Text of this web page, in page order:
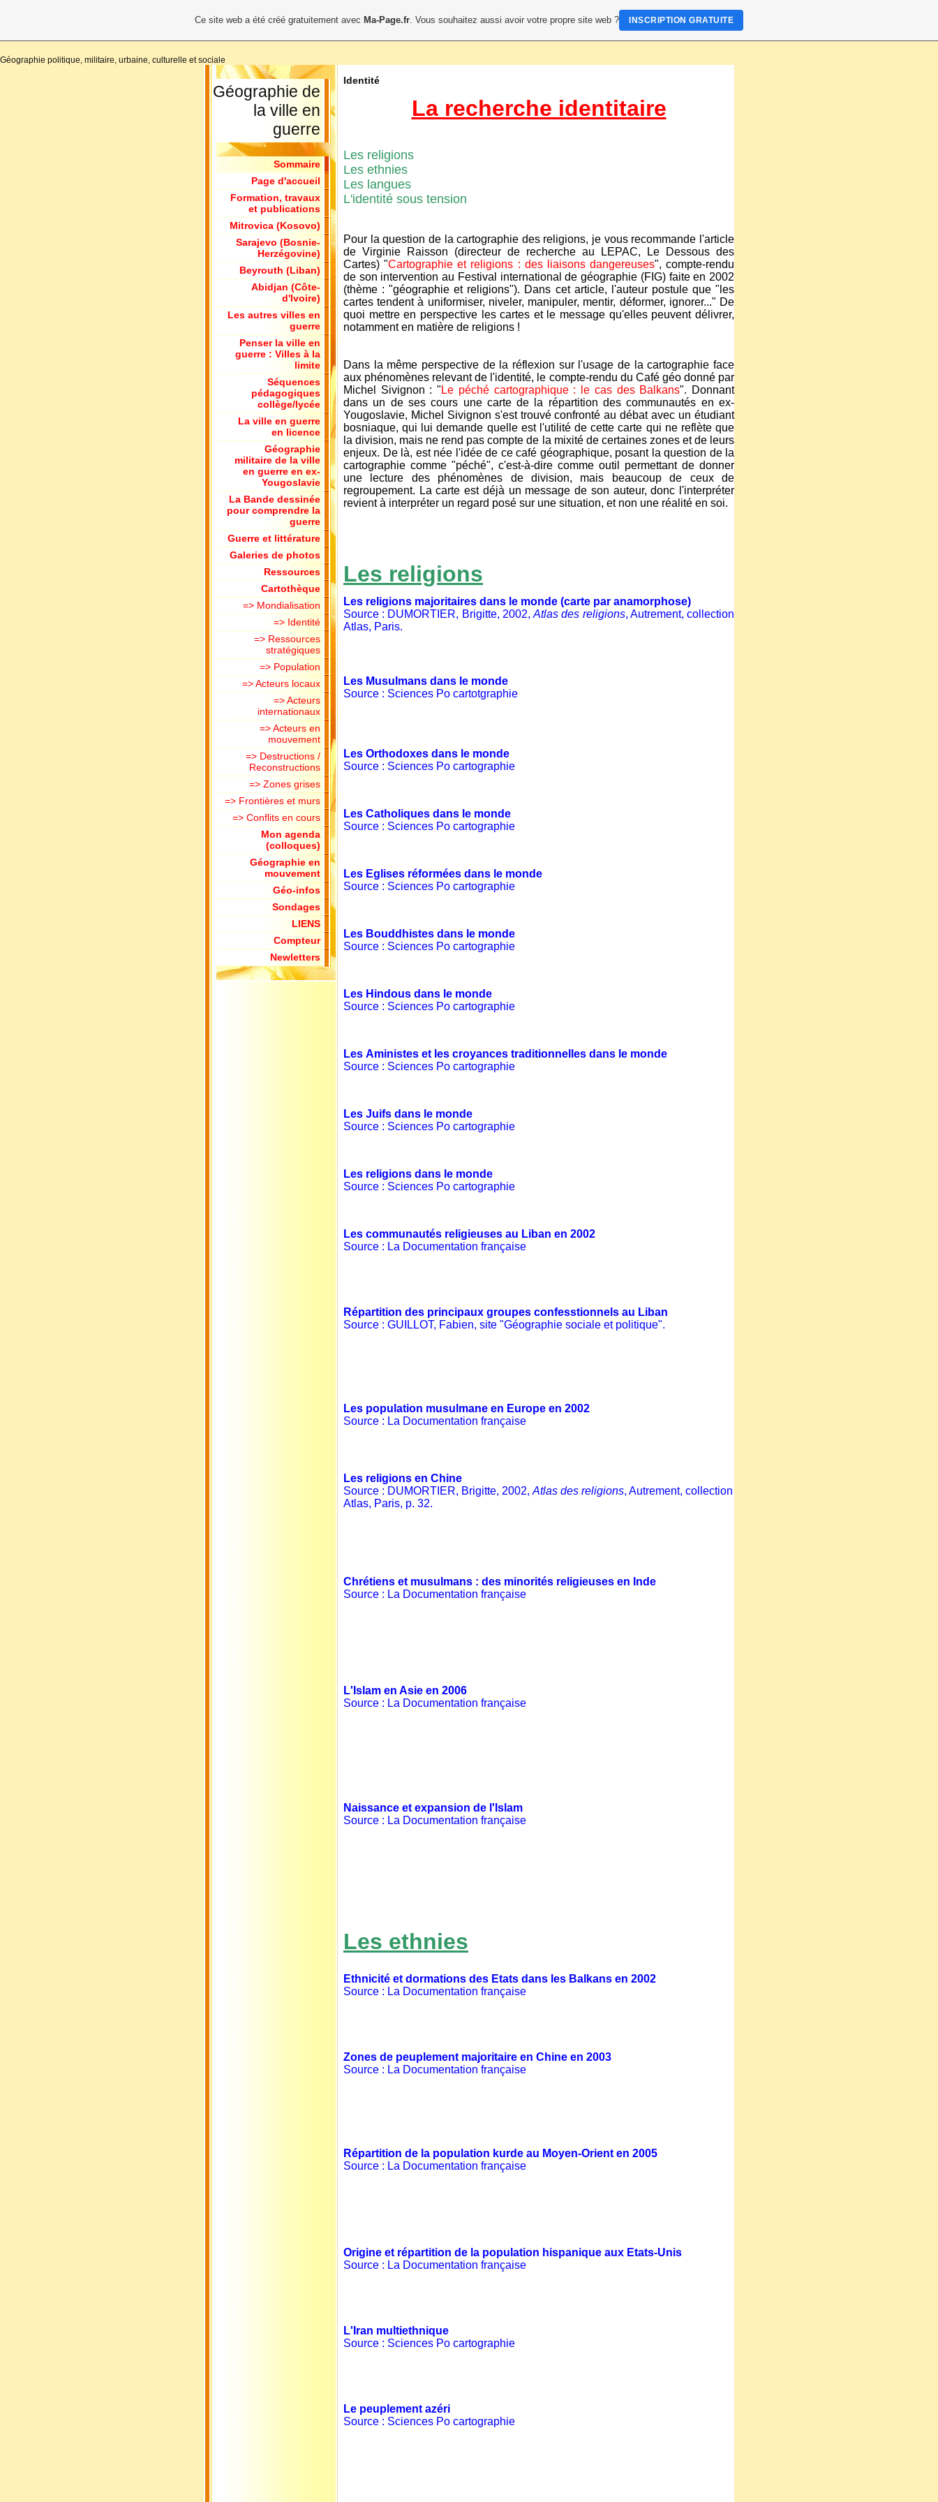
Géographie politique, militaire, urbaine, culturelle et sociale
Géographie de
la ville en
guerre
Sommaire
Page d'accueil
Formation, travaux
et publications
Mitrovica (Kosovo)
Sarajevo (Bosnie-
Herzégovine)
Beyrouth (Liban)
Abidjan (Côte-
d'Ivoire)
Les autres villes en
guerre
Penser la ville en
guerre : Villes à la
limite
Séquences
pédagogiques
collège/lycée
La ville en guerre
en licence
Géographie
militaire de la ville
en guerre en ex-
Yougoslavie
La Bande dessinée
pour comprendre la
guerre
Guerre et littérature
Galeries de photos
Ressources
Cartothèque
=> Mondialisation
=> Identité
=> Ressources
stratégiques
=> Population
=> Acteurs locaux
=> Acteurs
internationaux
=> Acteurs en
mouvement
=> Destructions /
Reconstructions
=> Zones grises
=> Frontières et murs
=> Conflits en cours
Mon agenda
(colloques)
Géographie en
mouvement
Géo-infos
Sondages
LIENS
Compteur
Newletters
Identité
La recherche identitaire
Les religions
Les ethnies
Les langues
L'identité sous tension
Pour la question de la cartographie des religions, je vous recommande l'article
de Virginie Raisson (directeur de recherche au LEPAC, Le Dessous des
Cartes) "Cartographie et religions : des liaisons dangereuses", compte-rendu
de son intervention au Festival international de géographie (FIG) faite en 2002
(thème : "géographie et religions"). Dans cet article, l'auteur postule que "les
cartes tendent à uniformiser, niveler, manipuler, mentir, déformer, ignorer..." De
quoi mettre en perspective les cartes et le message qu'elles peuvent délivrer,
notamment en matière de religions !
Dans la même perspective de la réflexion sur l'usage de la cartographie face
aux phénomènes relevant de l'identité, le compte-rendu du Café géo donné par
Michel Sivignon : " Le péché cartographique : le cas des Balkans". Donnant
dans un de ses cours une carte de la répartition des communautés en ex-
Yougoslavie, Michel Sivignon s'est trouvé confronté au débat avec un étudiant
bosniaque, qui lui demande quelle est l'utilité de cette carte qui ne reflète que
la division, mais ne rend pas compte de la mixité de certaines zones et de leurs
enjeux. De là, est née l'idée de ce café géographique, posant la question de la
cartographie comme "péché", c'est-à-dire comme outil permettant de donner
une lecture des phénomènes de division, mais beaucoup de ceux de
regroupement. La carte est déjà un message de son auteur, donc l'interpréter
revient à interpréter un regard posé sur une situation, et non une réalité en soi.
Les religions
Les religions majoritaires dans le monde (carte par anamorphose)
Source : DUMORTIER, Brigitte, 2002,Atlas des religions, Autrement, collection
Atlas, Paris.
Les Musulmans dans le monde
Source : Sciences Po cartotgraphie
Les Orthodoxes dans le monde
Source : Sciences Po cartographie
Les Catholiques dans le monde
Source : Sciences Po cartographie
Les Eglises réformées dans le monde
Source : Sciences Po cartographie
Les Bouddhistes dans le monde
Source : Sciences Po cartographie
Les Hindous dans le monde
Source : Sciences Po cartographie
Les Aministes et les croyances traditionnelles dans le monde
Source : Sciences Po cartographie
Les Juifs dans le monde
Source : Sciences Po cartographie
Les religions dans le monde
Source : Sciences Po cartographie
Les communautés religieuses au Liban en 2002
Source : La Documentation française
Répartition des principaux groupes confesstionnels au Liban
Source : GUILLOT, Fabien, site "Géographie sociale et politique".
Les population musulmane en Europe en 2002
Source : La Documentation française
Les religions en Chine
Source : DUMORTIER, Brigitte, 2002, Atlas des religions, Autrement, collection
Atlas, Paris, p. 32.
Chrétiens et musulmans : des minorités religieuses en Inde
Source : La Documentation française
L'Islam en Asie en 2006
Source : La Documentation française
Naissance et expansion de l'Islam
Source : La Documentation française
Les ethnies
Ethnicité et dormations des Etats dans les Balkans en 2002
Source : La Documentation française
Zones de peuplement majoritaire en Chine en 2003
Source : La Documentation française
Répartition de la population kurde au Moyen-Orient en 2005
Source : La Documentation française
Origine et répartition de la population hispanique aux Etats-Unis
Source : La Documentation française
L'Iran multiethnique
Source : Sciences Po cartographie
Le peuplement azéri
Source : Sciences Po cartographie
Ce site web a été créé gratuitement avec Ma-Page.fr. Vous souhaitez aussi avoir votre propre site web ? INSCRIPTION GRATUITE